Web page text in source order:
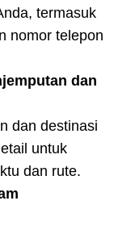
termasuk
nomor telepon
dan
dan destinasi
untuk
dan rute.